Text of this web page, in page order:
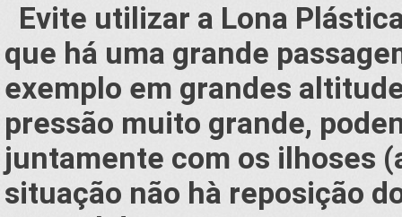
Evite utilizar a Lona
que há uma grande
exemplo em grandes
pressão muito grande,
juntamente com os ilhoses
situação não hà reposição